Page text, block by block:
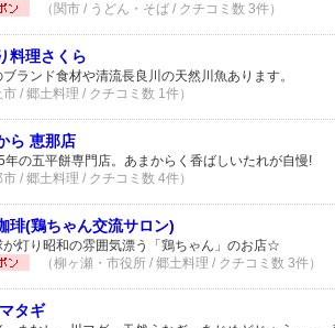
（関市 / うどん・そば / クチコミ数 3件）
料理さくら
ランド食材や清流長良川の天然川魚あります。
市 / 郷土料理 / クチコミ数 1件）
ら 恵那店
年の五平餅専門店。あまからく香ばしいたれが自慢!
市 / 郷土料理 / クチコミ数 4件）
琲(鶏ちゃん交流サロン)
が灯り昭和の雰囲気漂う「鶏ちゃん」のお店☆
（柳ヶ瀬・市役所 / 郷土料理 / クチコミ数 3件）
タギ